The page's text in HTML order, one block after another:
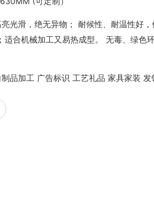
光滑，绝无异物； 耐候性、耐温性好
适合机械加工又易热成型。 无毒、绿色
品加工 广告标识 工艺礼品 家具家装